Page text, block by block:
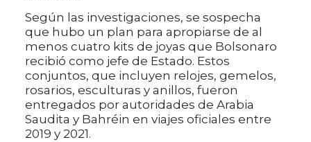
Según las investigaciones, se sospecha
que hubo un plan para apropiarse de al
menos cuatro kits de joyas que Bolsonaro
recibió como jefe de Estado. Estos
conjuntos, que incluyen relojes, gemelos,
rosarios, esculturas y anillos, fueron
entregados por autoridades de Arabia
Saudita y Bahréin en viajes oficiales entre
2019 y 2021.